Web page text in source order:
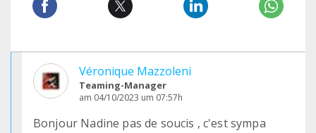
Véronique Mazzoleni
Teaming-Manager
am 04/10/2023 um 07:57h
Bonjour Nadine pas de soucis , c'est sympa